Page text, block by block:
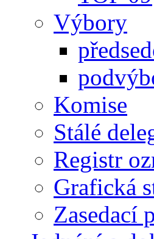
Výbory
Komise
Stálé
Registr
Grafická
Zasedací